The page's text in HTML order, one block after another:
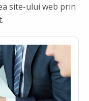
site-ului web prin